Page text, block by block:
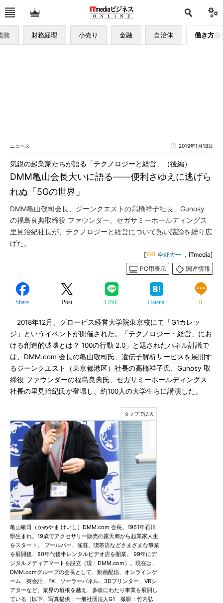
務 財務経理 小売り 金融 自治体 働き方
ニュース 2019年1月18日
DMM亀山会長大いに語る――便利さゆえに逃げら
れぬ「5Gの世界」
気鋭の起業家たちが語る「テクノロジーと経営」（後編）
DMM亀山敬司会長、ジーンクエストの高橋祥子社長、Gunosy
の福島良典取締役 ファウンダー、セガサミーホールディングス
里見治紀社長が、テクノロジーと経営について熱い議論を繰り広
げた。
[ 今野大一 ，ITmedia]
PC用表示
関連情報
Share Post LINE Hatena 0
2018年12月、グロービス経営大学院東京校にて「G1カレッ
ジ」というイベントが開催された。「テクノロジー・経営」にお
ける創造的破壊とは？ 100の行動 2.0」と題されたパネル討議で
は、DMM.com 会長の亀山敬司氏、遺伝子解析サービスを展開す
るジーンクエスト（東京都港区）社長の高橋祥子氏、Gunosy 取
締役 ファウンダーの福島良典氏、セガサミーホールディングス
社長の里見治紀氏が登壇し、約100人の大学生らに講演した。
亀山敬司（かめやま けいし）DMM.com 会長。1961年石川
県生まれ。19歳でアクセサリー販売の露天商から起業家人生
をスタート。 プールバー、雀荘、喫茶店などさまざまな事業
を展開後、80年代後半レンタルビデオ店を開業。 99年にデ
ジタルメディアマートを設立（現：DMM.com）。現在は、
DMM.comグループの会長として、動画配信、オンラインゲ
ーム、英会話、FX、ソーラーパネル、3Dプリンター、VRシ
アターなど、業界の垣根を越え、多岐にわたり事業を展開し
ている（以下、写真提供：一般社団法人G1 撮影：竹内弘